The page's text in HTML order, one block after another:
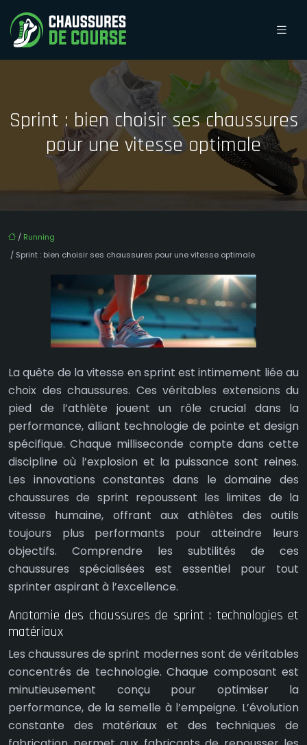
Sprint : bien choisir ses chaussures
pour une vitesse optimale
/ Running
/ Sprint : bien choisir ses chaussures pour une vitesse optimale
La quête de la vitesse en sprint est intimement liée au
choix des chaussures. Ces véritables extensions du
pied de l’athlète jouent un rôle crucial dans la
performance, alliant technologie de pointe et design
spécifique. Chaque milliseconde compte dans cette
discipline où l’explosion et la puissance sont reines.
Les innovations constantes dans le domaine des
chaussures de sprint repoussent les limites de la
vitesse humaine, offrant aux athlètes des outils
toujours plus performants pour atteindre leurs
objectifs. Comprendre les subtilités de ces
chaussures spécialisées est essentiel pour tout
sprinter aspirant à l’excellence.
Anatomie des chaussures de sprint : technologies et
matériaux
Les chaussures de sprint modernes sont de véritables
concentrés de technologie. Chaque composant est
minutieusement conçu pour optimiser la
performance, de la semelle à l’empeigne. L’évolution
constante des matériaux et des techniques de